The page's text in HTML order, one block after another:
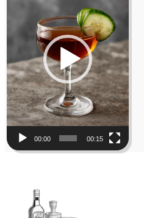
00:00 00:15